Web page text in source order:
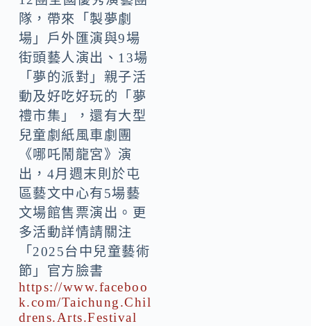
隊，帶來「製夢劇
場」戶外匯演與9場
街頭藝人演出、13場
「夢的派對」親子活
動及好吃好玩的「夢
禮市集」，還有大型
兒童劇紙風車劇團
《哪吒鬧龍宮》演
出，4月週末則於屯
區藝文中心有5場藝
文場館售票演出。更
多活動詳情請關注
「2025台中兒童藝術
節」官方臉書
https://www.faceboo
k.com/Taichung.Chil
drens.Arts.Festival